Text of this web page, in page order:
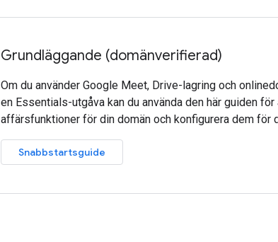
Grundläggande (domänverifierad)
Om du använder Google Meet, Drive-lagring och
en Essentials-utgåva kan du använda den här guiden
affärsfunktioner för din domän och konfigurera dem för
Snabbstartsguide